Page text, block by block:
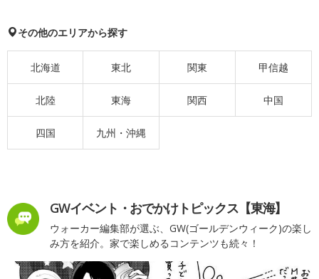
その他のエリアから探す
北海道 東北 関東 甲信越
北陸 東海 関西 中国
四国 九州・沖縄
GWイベント・おでかけトピックス【東海】
ウォーカー編集部が選ぶ、GW(ゴールデンウィーク)の楽し
み方を紹介。家で楽しめるコンテンツも続々！